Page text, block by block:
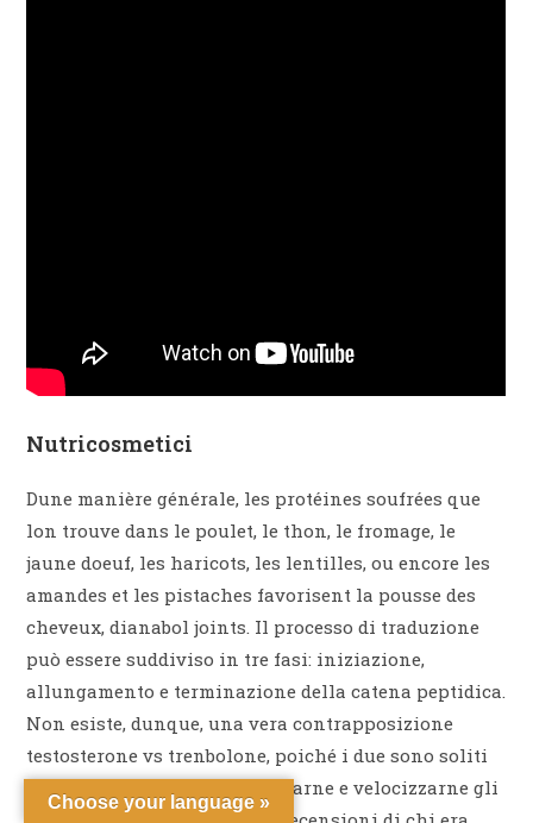
Nutricosmetici
Dune manière générale, les protéines soufrées que
lon trouve dans le poulet, le thon, le fromage, le
jaune doeuf, les haricots, les lentilles, ou encore les
amandes et les pistaches favorisent la pousse des
cheveux, dianabol joints. Il processo di traduzione
può essere suddiviso in tre fasi: iniziazione,
allungamento e terminazione della catena peptidica.
Non esiste, dunque, una vera contrapposizione
testosterone vs trenbolone, poiché i due sono soliti
essere abbinati, per intensificarne e velocizzarne gli
Choose your language »